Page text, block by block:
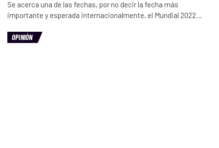
Se acerca una de las fechas, por no decir la fecha más
importante y esperada internacionalmente, el Mundial 2022…
OPINIÓN